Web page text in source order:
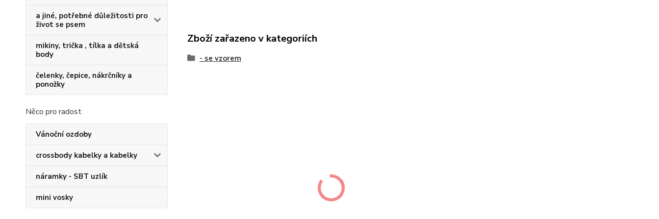
a jiné, potřebné důležitosti pro
život se psem
mikiny, trička , tílka a dětská
body
čelenky, čepice, nákrčníky a
ponožky
Něco pro radost
Vánoční ozdoby
crossbody kabelky a kabelky
náramky - SBT uzlík
mini vosky
Zboží zařazeno v kategoriích
- se vzorem